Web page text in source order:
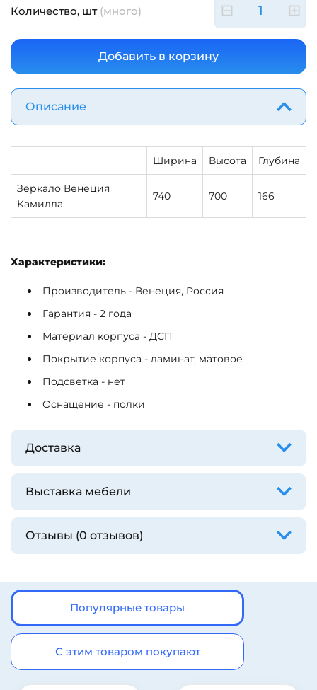
Количество, шт (много)
Описание
Ширина Высота Глубина
Зеркало Венеция
Камилла
740 700 166
Характеристики:
Производитель - Венеция, Россия
Гарантия - 2 года
Материал корпуса - ДСП
Покрытие корпуса - ламинат, матовое
Подсветка - нет
Оснащение - полки
Доставка
Выставка мебели
Отзывы (0 отзывов)
Популярные товары
С этим товаром покупают